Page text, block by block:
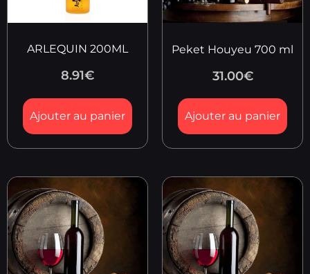
ARLEQUIN 200ML
8.91€
Ajouter au panier
Peket Houyeu 700 ml
31.00€
Ajouter au panier